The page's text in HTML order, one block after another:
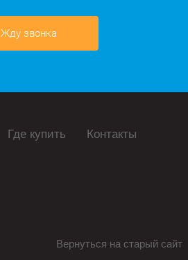
Жду звонка
Где купить Контакты
Вернуться на старый сайт